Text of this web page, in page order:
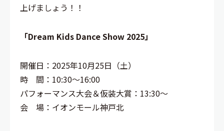
上げましょう！！
「Dream Kids Dance Show 2025」
開催日：2025年10月25日（土）
時 間：10:30〜16:00
パフォーマンス大会＆仮装大賞：13:30～
会 場：イオンモール神戸北